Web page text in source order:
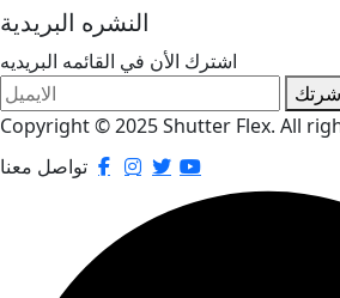
النشره البريدية
اشترك الأن في القائمه البريديه
Copyright © 2025 Shutter Flex. All
تواصل معنا